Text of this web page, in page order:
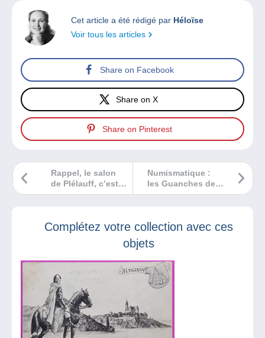
Cet article a été rédigé par Héloïse
Voir tous les articles
Share on Facebook
Share on X
Share on Pinterest
Numismatique :
les Guanches des
Îles Canaries
Rappel, le salon
de Plélauff, c’est
le dimanche
Complétez votre collection avec ces
objets